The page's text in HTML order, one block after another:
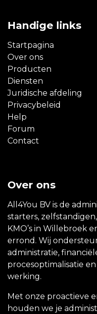
Handige links
Startpagina
Over ons
Producten
Diensten
Juridische afdeling
Privacybeleid
Help
Forum
Contact
Over ons
All4You BV is de
starters,
KMO’s in Willebroek
errond. Wij
administratie,
procesoptimalisatie
werking.
Met onze proactieve
houden we je